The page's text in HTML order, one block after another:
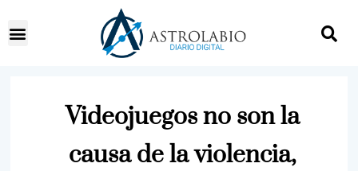
Videojuegos no son la
causa de la violencia,